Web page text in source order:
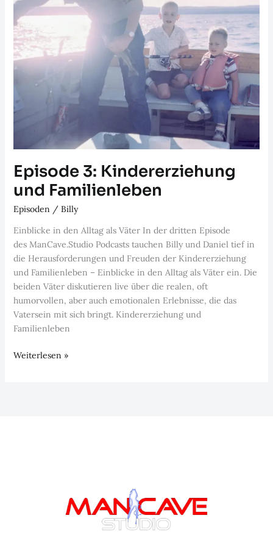
Episode 3: Kindererziehung
und Familienleben
Episoden / Billy
Einblicke in den Alltag als Väter In der dritten Episode
des ManCave.Studio Podcasts tauchen Billy und Daniel tief in
die Herausforderungen und Freuden der Kindererziehung
und Familienleben – Einblicke in den Alltag als Väter ein. Die
beiden Väter diskutieren live über die realen, oft
humorvollen, aber auch emotionalen Erlebnisse, die das
Vatersein mit sich bringt. Kindererziehung und
Familienleben
Episode
Weiterlesen »